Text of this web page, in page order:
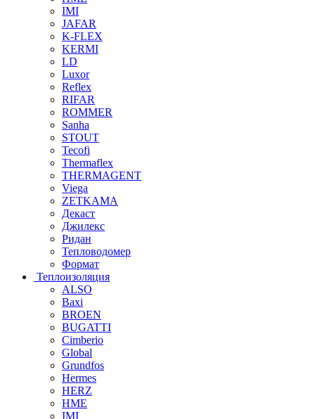
IMI
JAFAR
K-FLEX
KERMI
LD
Luxor
Reflex
RIFAR
ROMMER
Sanha
STOUT
Tecofi
Thermaflex
THERMAGENT
Viega
ZETKAMA
Декаст
Джилекс
Ридан
Тепловодомер
Формат
Теплоизоляция
ALSO
Baxi
BROEN
BUGATTI
Cimberio
Global
Grundfos
Hermes
HERZ
HME
IMI